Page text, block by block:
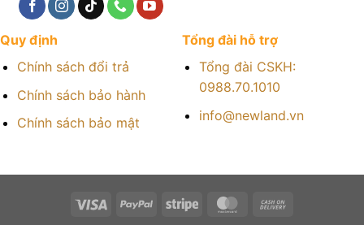
Quy định
Chính sách đổi trả
Chính sách bảo hành
Chính sách bảo mật
Tổng đài hỗ trợ
Tổng đài CSKH:
0988.70.1010
info@newland.vn